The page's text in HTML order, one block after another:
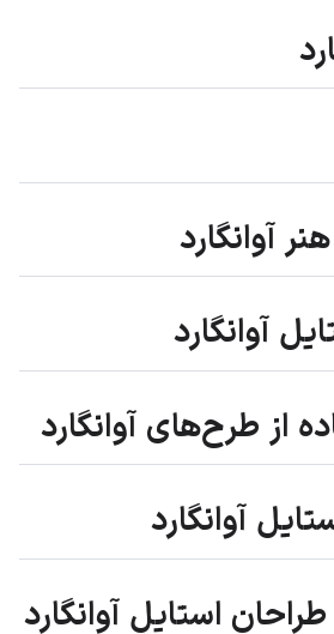
آوانگارد
آوانگارد
از طرح‌های آوانگارد
آوانگارد
استایل آوانگارد